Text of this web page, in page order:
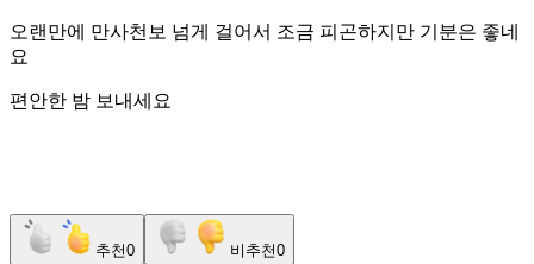
오랜만에 만사천보 넘게 걸어서 조금 피곤하지만 기분은 좋네
요
편안한 밤 보내세요
추천0 비추천0